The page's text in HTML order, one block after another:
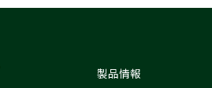
製品情報